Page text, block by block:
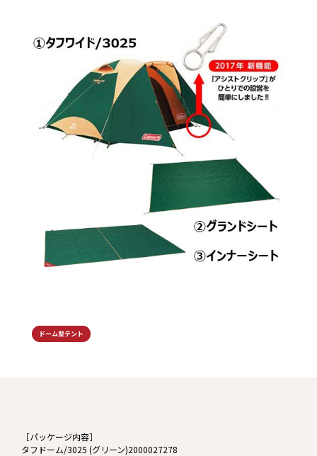
ドーム型テント
［パッケージ内容］
タフドーム/3025 (グリーン)2000027278